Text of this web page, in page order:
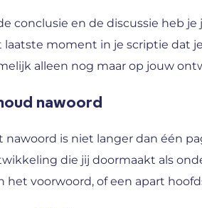
conclusie en de discussie heb
laatste moment in je scriptie dat
alleen nog maar op jouw
nawoord
nawoord is niet langer dan één
die jij doormaakt als
het voorwoord, of een apart